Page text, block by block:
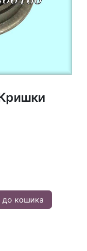
до кошика